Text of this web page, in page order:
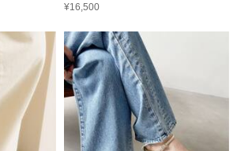
¥16,500